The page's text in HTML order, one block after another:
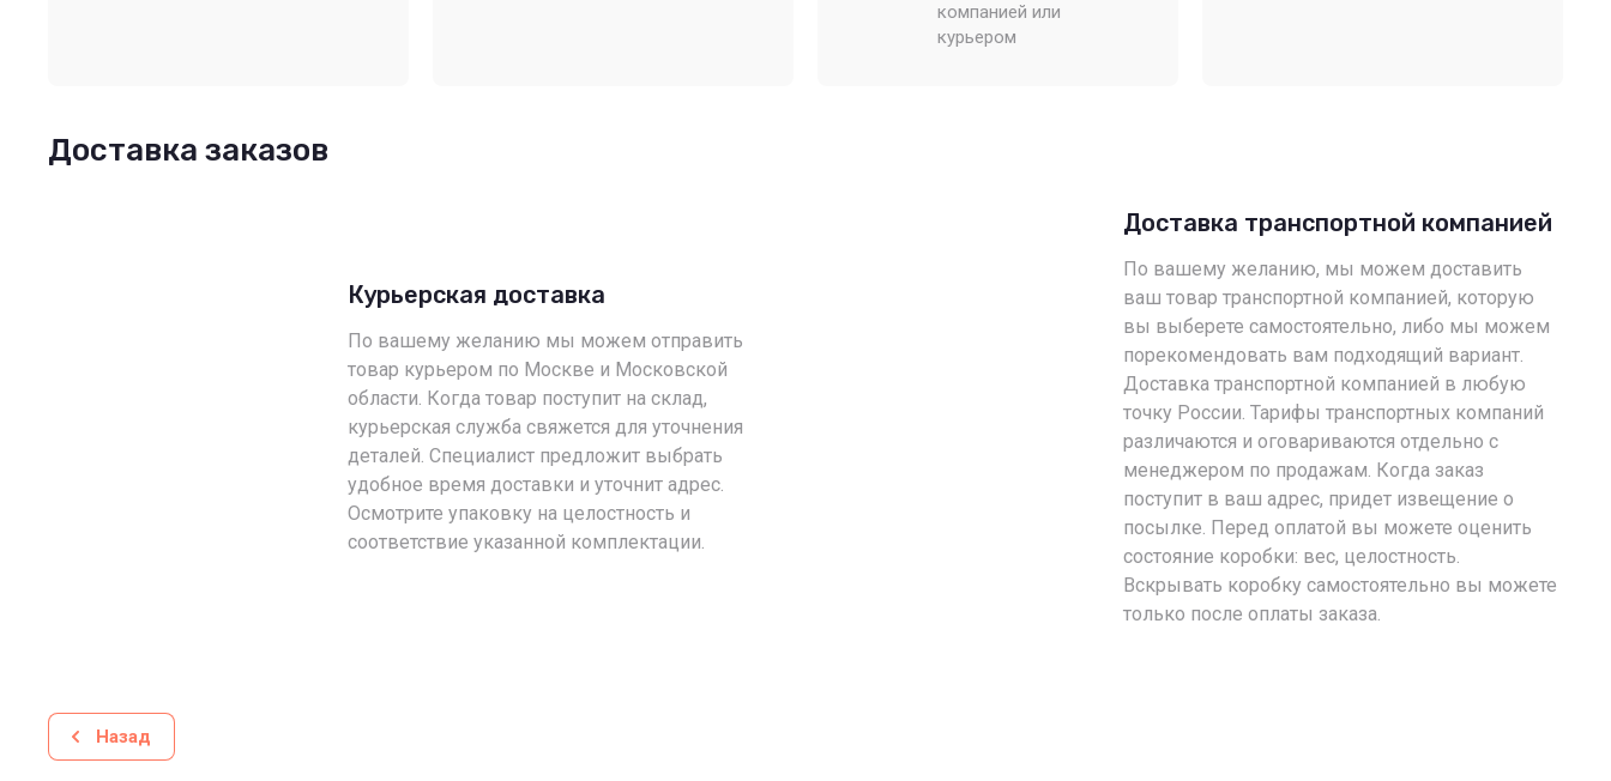
компанией или
курьером
Доставка заказов
Курьерская доставка
По вашему желанию мы можем отправить
товар курьером по Москве и Московской
области. Когда товар поступит на склад,
курьерская служба свяжется для уточнения
деталей. Специалист предложит выбрать
удобное время доставки и уточнит адрес.
Осмотрите упаковку на целостность и
соответствие указанной комплектации.
Доставка транспортной компанией
По вашему желанию, мы можем доставить
ваш товар транспортной компанией, которую
вы выберете самостоятельно, либо мы можем
порекомендовать вам подходящий вариант.
Доставка транспортной компанией в любую
точку России. Тарифы транспортных компаний
различаются и оговариваются отдельно с
менеджером по продажам. Когда заказ
поступит в ваш адрес, придет извещение о
посылке. Перед оплатой вы можете оценить
состояние коробки: вес, целостность.
Вскрывать коробку самостоятельно вы можете
только после оплаты заказа.
Назад